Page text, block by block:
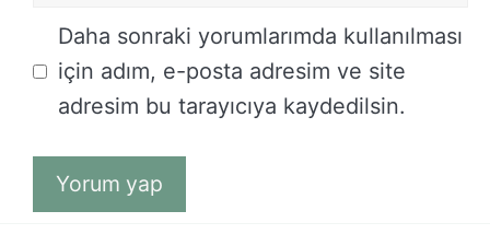
İnternet
sitesi
Daha sonraki yorumlarımda kullanılması
için adım, e-posta adresim ve site
adresim bu tarayıcıya kaydedilsin.